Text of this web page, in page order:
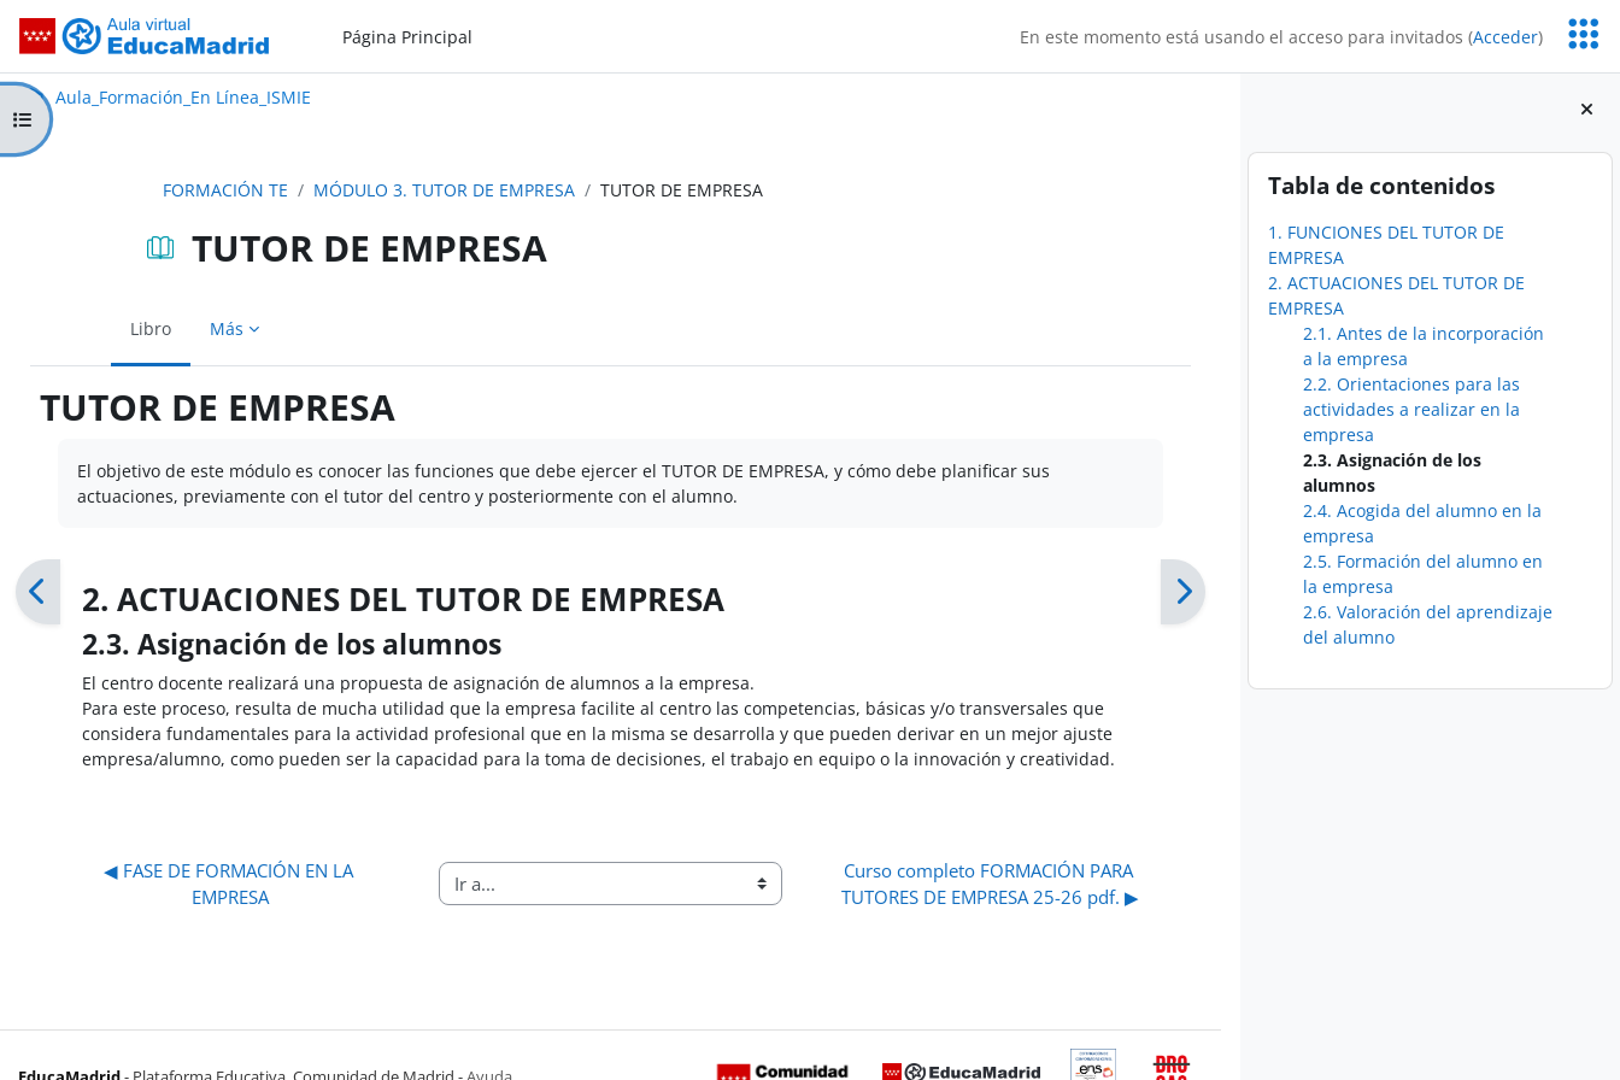
Aula_Formación_En Línea_ISMIEPágina Principal En este momento está usando el acceso para invitados (Acceder)
Bloques
Salta Tabla de contenidos
Tabla de contenidos
1. FUNCIONES DEL TUTOR DE
EMPRESA
2. ACTUACIONES DEL TUTOR DE
EMPRESA
2.1. Antes de la incorporación
a la empresa
2.2. Orientaciones para las
actividades a realizar en la
empresa
2.3. Asignación de los
alumnos
2.4. Acogida del alumno en la
empresa
2.5. Formación del alumno en
la empresa
2.6. Valoración del aprendizaje
del alumno
Aula Virtual de EducaMadrid:
Aula_Formación_En Línea_ISMIE
Abrir índice del curso
FORMACIÓN TE MÓDULO 3. TUTOR DE EMPRESA TUTOR DE EMPRESA
TUTOR DE EMPRESA
Libro Más
TUTOR DE EMPRESA
El objetivo de este módulo es conocer las funciones que debe ejercer el TUTOR DE EMPRESA, y cómo debe planificar sus
actuaciones, previamente con el tutor del centro y posteriormente con el alumno.
2. ACTUACIONES DEL TUTOR DE EMPRESA
2.3. Asignación de los alumnos
El centro docente realizará una propuesta de asignación de alumnos a la empresa.
Para este proceso, resulta de mucha utilidad que la empresa facilite al centro las competencias, básicas y/o transversales que
considera fundamentales para la actividad profesional que en la misma se desarrolla y que pueden derivar en un mejor ajuste
empresa/alumno, como pueden ser la capacidad para la toma de decisiones, el trabajo en equipo o la innovación y creatividad.
◀︎ FASE DE FORMACIÓN EN LA
EMPRESA
Ir a...
Curso completo FORMACIÓN PARA
TUTORES DE EMPRESA 25-26 pdf. ▶︎